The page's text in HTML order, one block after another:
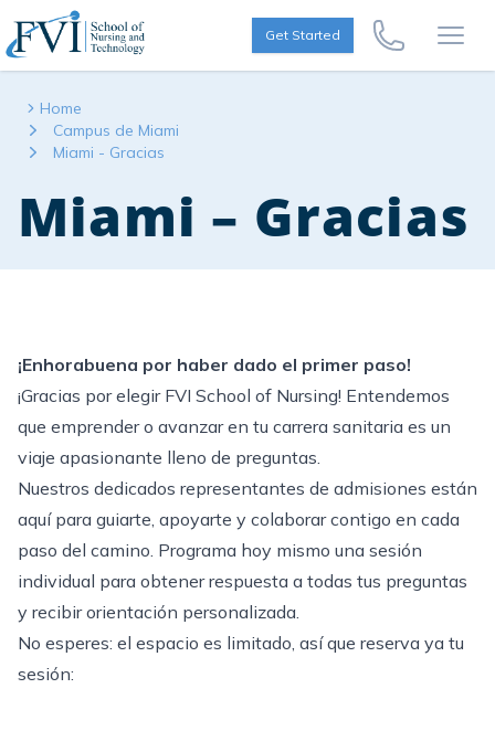
Skip to content
FVI School of Nursing
Get Started
Call Us Now
Home
Campus de Miami
Miami - Gracias
Miami – Gracias
¡Enhorabuena por haber dado el primer paso!
¡Gracias por elegir FVI School of Nursing! Entendemos
que emprender o avanzar en tu carrera sanitaria es un
viaje apasionante lleno de preguntas.
Nuestros dedicados representantes de admisiones están
aquí para guiarte, apoyarte y colaborar contigo en cada
paso del camino. Programa hoy mismo una sesión
individual para obtener respuesta a todas tus preguntas
y recibir orientación personalizada.
No esperes: el espacio es limitado, así que reserva ya tu
sesión: